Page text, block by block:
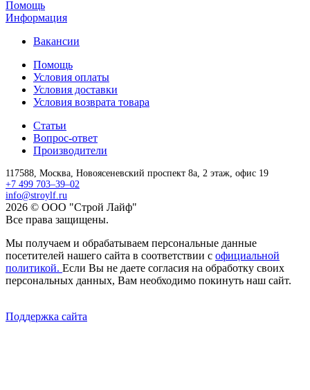
Помощь
Информация
Вакансии
Помощь
Условия оплаты
Условия доставки
Условия возврата товара
Статьи
Вопрос-ответ
Производители
117588, Москва, Новоясеневский проспект 8а, 2 этаж, офис 19
+7 499 703–39–02
info@stroylf.ru
2026 © ООО "Строй Лайф"
Все права защищены.
Мы получаем и обрабатываем персональные данные
посетителей нашего сайта в соответствии с официальной
политикой. Если Вы не даете согласия на обработку своих
персональных данных, Вам необходимо покинуть наш сайт.
Поддержка сайта